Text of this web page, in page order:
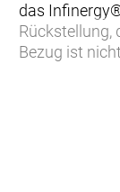
das
Rückstellung,
Bezug ist
Diese
dem
SQlab